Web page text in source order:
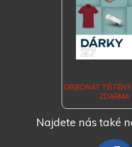
OBJEDNAT
ZDARMA
Najdete nás také